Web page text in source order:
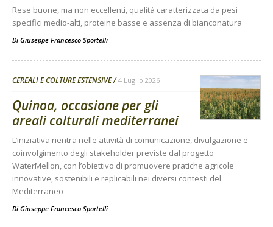
Rese buone, ma non eccellenti, qualità caratterizzata da pesi
specifici medio-alti, proteine basse e assenza di bianconatura
Di Giuseppe Francesco Sportelli
CEREALI E COLTURE ESTENSIVE 4 Luglio 2026
Quinoa, occasione per gli
areali colturali mediterranei
L’iniziativa rientra nelle attività di comunicazione, divulgazione e
coinvolgimento degli stakeholder previste dal progetto
WaterMellon, con l’obiettivo di promuovere pratiche agricole
innovative, sostenibili e replicabili nei diversi contesti del
Mediterraneo
Di Giuseppe Francesco Sportelli